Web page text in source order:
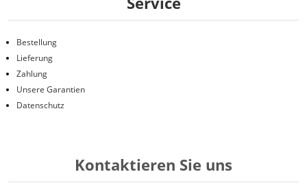
Bestellung
Lieferung
Zahlung
Unsere Garantien
Datenschutz
Kontaktieren Sie uns